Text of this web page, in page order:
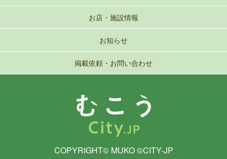
お店・施設情報
お知らせ
掲載依頼・お問い合わせ
COPYRIGHT© MUKO ©CITY-JP